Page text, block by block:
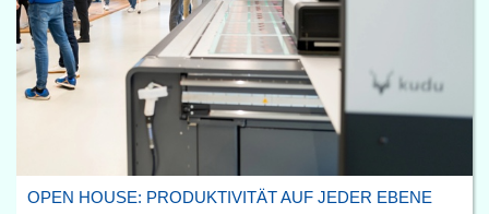
OPEN HOUSE: PRODUKTIVITÄT AUF JEDER EBENE